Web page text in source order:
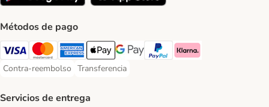
Métodos de pago
Visa Payment Method
Mastercard Payment Method
American Express Payment Method
Apple Pay Payment Method
Google Pay Payment Method
PayPal Payment Method
Klarna Payment Method
Contra-reembolso
Contra-reembolso Payment Method
Transferencia
Transferencia Payment Method
Servicios de entrega